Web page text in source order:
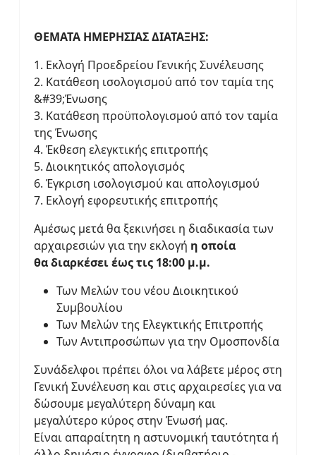
ΘΕΜΑΤΑ ΗΜΕΡΗΣΙΑΣ ΔΙΑΤΑΞΗΣ:
1. Εκλογή Προεδρείου Γενικής Συνέλευσης
2. Κατάθεση ισολογισμού από τον ταμία της
&#39;Ένωσης
3. Κατάθεση προϋπολογισμού από τον ταμία
της Ένωσης
4. Έκθεση ελεγκτικής επιτροπής
5. Διοικητικός απολογισμός
6. Έγκριση ισολογισμού και απολογισμού
7. Εκλογή εφορευτικής επιτροπής
Αμέσως μετά θα ξεκινήσει η διαδικασία των
αρχαιρεσιών για την εκλογή η οποία
θα διαρκέσει έως τις 18:00 μ.μ.
Των Μελών του νέου Διοικητικού
Συμβουλίου
Των Μελών της Ελεγκτικής Επιτροπής
Των Αντιπροσώπων για την Ομοσπονδία
Συνάδελφοι πρέπει όλοι να λάβετε μέρος στη
Γενική Συνέλευση και στις αρχαιρεσίες για να
δώσουμε μεγαλύτερη δύναμη και
μεγαλύτερο κύρος στην Ένωσή μας.
Είναι απαραίτητη η αστυνομική ταυτότητα ή